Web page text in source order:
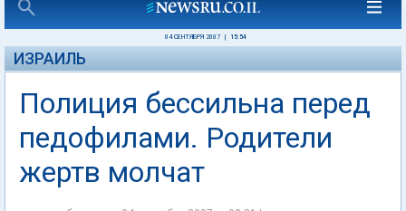
04 СЕНТЯБРЯ 2007 15:54
ИЗРАИЛЬ
Полиция бессильна перед
педофилами. Родители
жертв молчат